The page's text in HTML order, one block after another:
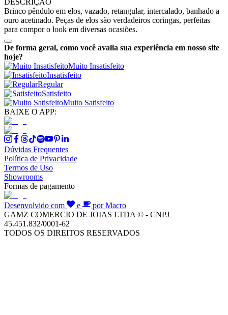
Brinco pêndulo em elos, vazado, retangular, intercalado, banhado a
ouro acetinado. Peças de elos são verdadeiros coringas, perfeitas
para compor o look em diversas ocasiões.
De forma geral, como você avalia sua experiência em nosso site
hoje?
Muito Insatisfeito
Insatisfeito
Regular
Satisfeito
Muito Satisfeito
BAIXE O APP:
Dúvidas Frequentes
Política de Privacidade
Termos de Uso
Showrooms
Formas de pagamento
Desenvolvido com e
por Macro
GAMZ COMERCIO DE JOIAS LTDA © - CNPJ
45.451.832/0001-62
TODOS OS DIREITOS RESERVADOS